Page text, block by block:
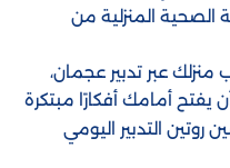
المنزلية من
عبر تدبير عجمان،
يفتح أمامك أفكارًا مبتكرة
التدبير اليومي